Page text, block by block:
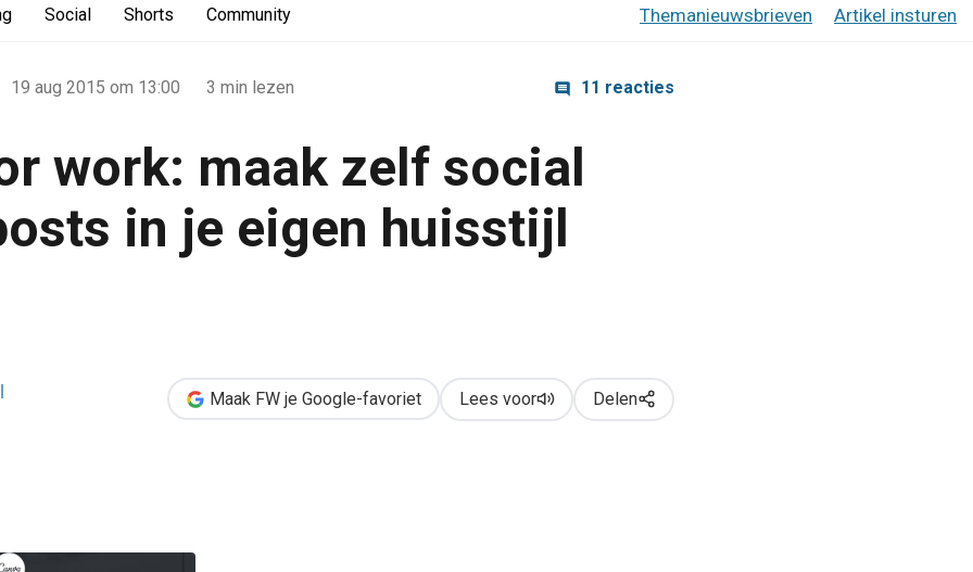
Social Shorts Community Themanieuwsbrieven Artikel insturen
social media-posts in je eigen huisstijl [tool]
19 aug 2015 om 13:00 3 min lezen 11 reacties
work: maak zelf social
in je eigen huisstijl
Maak FW je Google-favoriet Lees voor Delen